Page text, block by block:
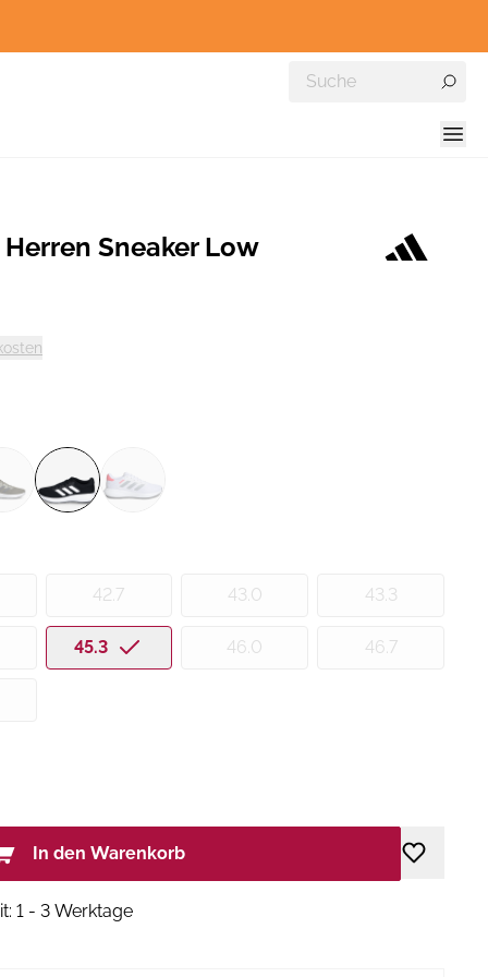
Herren Sneaker Low
42.7 43.0 43.3
45.3 46.0 46.7
In den Warenkorb
1 - 3 Werktage